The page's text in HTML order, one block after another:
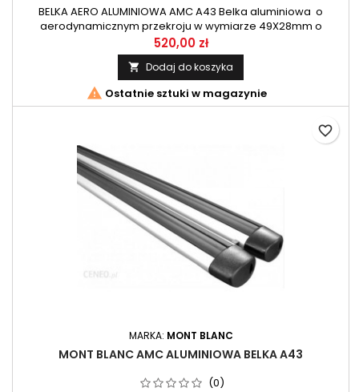
BELKA AERO ALUMINIOWA AMC A43 Belka aluminiowa o
aerodynamicznym przekroju w wymiarze 49X28mm o
długości 109cm. Zestaw belek przeznaczony do systemu AMC
firmy Mont Blanc.
520,00 zł
 Dodaj do koszyka
 Ostatnie sztuki w magazynie
MARKA: MONT BLANC
MONT BLANC AMC ALUMINIOWA BELKA A43
(0)
favorite_border